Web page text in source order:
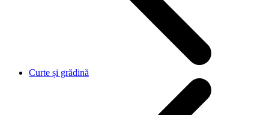
Curte și grădină